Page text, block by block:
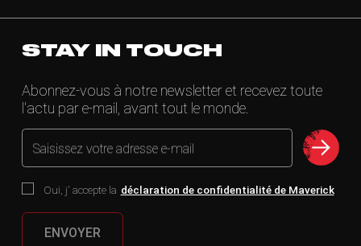
STAY IN TOUCH
Abonnez-vous à notre newsletter et recevez toute
l'actu par e-mail, avant tout le monde.
Saisissez votre adresse e-mail
Oui, j' accepte la déclaration de confidentialité de Maverick
ENVOYER